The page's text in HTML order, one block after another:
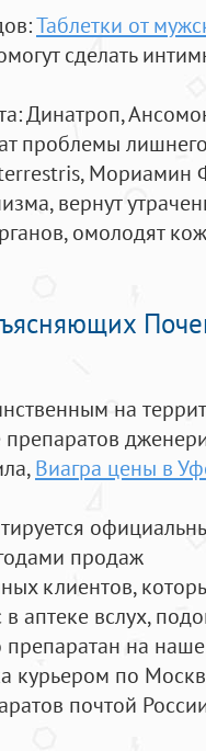
Таблетки от
сделать
: Динатроп,
проблемы
Мориамин
вернут
омолодят
на
препаратов
, Виагра цены в
продаж
клиентов,
аптеке вслух,
на
курьером по
почтой